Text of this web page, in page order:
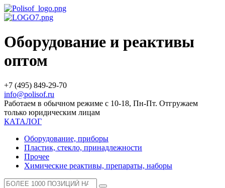
Оборудование и реактивы
оптом
+7 (495) 849-29-70
info@polisof.ru
Работаем в обычном режиме с 10-18, Пн-Пт. Отгружаем
только юридическим лицам
КАТАЛОГ
Оборудование, приборы
Пластик, стекло, принадлежности
Прочее
Химические реактивы, препараты, наборы